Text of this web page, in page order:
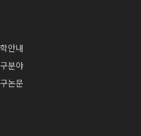
안내
분야
논문